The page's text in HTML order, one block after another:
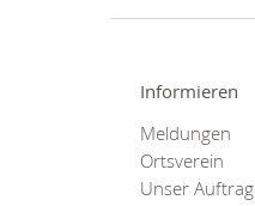
Informieren
Meldungen
Ortsverein
Unser Auftrag